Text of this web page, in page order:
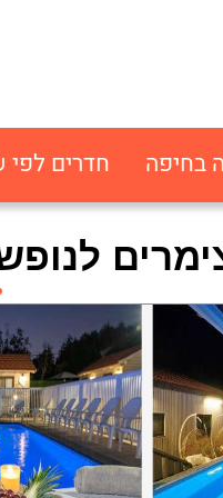
בחיפה חדרים לפי